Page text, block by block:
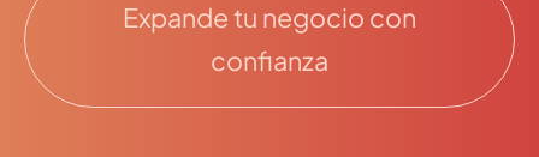
Expande tu negocio con
confianza